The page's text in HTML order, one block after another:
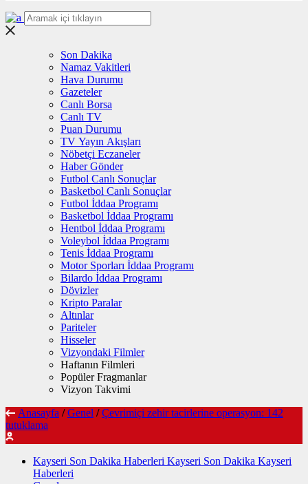
Son Dakika
Namaz Vakitleri
Hava Durumu
Gazeteler
Canlı Borsa
Canlı TV
Puan Durumu
TV Yayın Akışları
Nöbetçi Eczaneler
Haber Gönder
Futbol Canlı Sonuçlar
Basketbol Canlı Sonuçlar
Futbol İddaa Programı
Basketbol İddaa Programı
Hentbol İddaa Programı
Voleybol İddaa Programı
Tenis İddaa Programı
Motor Sporları İddaa Programı
Bilardo İddaa Programı
Dövizler
Kripto Paralar
Altınlar
Pariteler
Hisseler
Vizyondaki Filmler
Haftanın Filmleri
Popüler Fragmanlar
Vizyon Takvimi
Anasayfa / Genel / Çevrimiçi zehir tacirlerine operasyon: 142
tutuklama
Kayseri Son Dakika Haberleri Kayseri Son Dakika Kayseri
Haberleri